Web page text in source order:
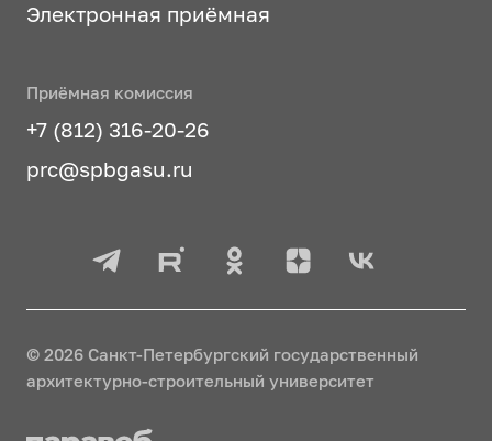
Электронная приёмная
Приёмная комиссия
+7 (812) 316-20-26
prc@spbgasu.ru
© 2026 Санкт-Петербургский государственный
архитектурно-строительный университет